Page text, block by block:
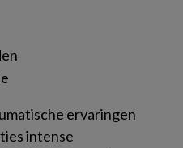
ervaringen
intense